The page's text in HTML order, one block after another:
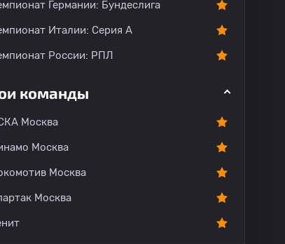
Германии: Бундеслига
Италии: Серия А
России: РПЛ
команды
Москва
Москва
Москва
Москва